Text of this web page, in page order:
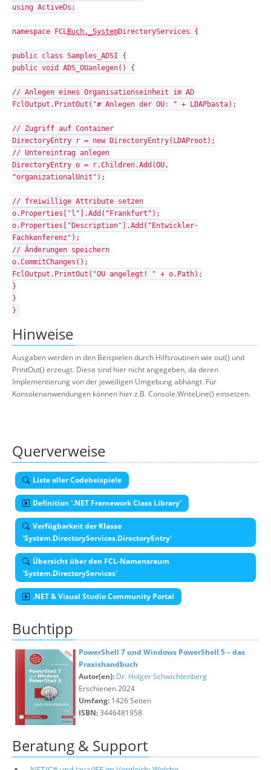
using ActiveDs;
namespace FCLBuch._SystemDirectoryServices {
public class Samples_ADSI {
public void ADS_OUanlegen() {
// Anlegen eines Organisationseinheit im AD
FclOutput.PrintOut("# Anlegen der OU: " + LDAPbasta);
// Zugriff auf Container
DirectoryEntry r = new DirectoryEntry(LDAProot);
// Untereintrag anlegen
DirectoryEntry o = r.Children.Add(OU,
"organizationalUnit");
// freiwillige Attribute setzen
o.Properties["l"].Add("Frankfurt");
o.Properties["Description"].Add("Entwickler-
Fachkonferenz");
// Änderungen speichern
o.CommitChanges();
FclOutput.PrintOut("OU angelegt! " + o.Path);
}
}
}
Hinweise
Ausgaben werden in den Beispielen durch Hilfsroutinen wie out() und
PrintOut() erzeugt. Diese sind hier nicht angegeben, da deren
Implementierung von der jeweiligen Umgebung abhängt. Für
Konsolenanwendungen können hier z.B. Console.WriteLine() einsetzen.
Querverweise
Liste aller Codebeispiele
Definition '.NET Framework Class Library'
Verfügbarkeit der Klasse
'System.DirectoryServices.DirectoryEntry'
Übersicht über den FCL-Namensraum
'System.DirectoryServices'
.NET & Visual Studio Community Portal
Buchtipp
PowerShell 7 und Windows PowerShell 5 – das
Praxishandbuch
Autor(en): Dr. Holger Schwichtenberg
Erschienen 2024
Umfang: 1426 Seiten
ISBN:3446481958
Beratung & Support